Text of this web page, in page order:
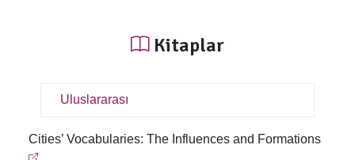
Kitaplar
Uluslararası
Cities’ Vocabularies: The Influences and Formations